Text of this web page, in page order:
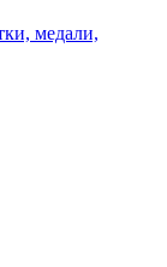
медали,